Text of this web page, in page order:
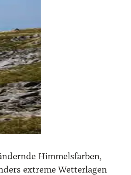
Him­mels­far­ben,
extre­me Wet­ter­la­gen